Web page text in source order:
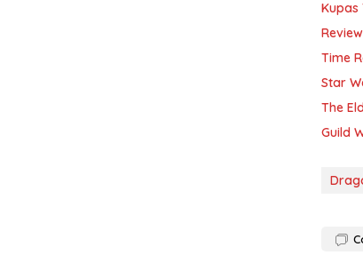
Kupas
Time
Star
The
Guild